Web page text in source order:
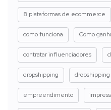
8 plataformas de ecommerce
como funciona Como
contratar influenciadores
dropshipping dropshipping
empreendimento